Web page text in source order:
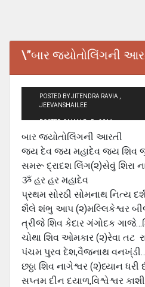
\”બાર જ્યોતોલિંગની
POSTED BY JITENDRA RAVIA ,
JEEVANSHAILEE
POSTED ON MAR - 5 - 2011
બાર જ્યોતોલિંગની આરતી
જય દેવ જય મહાદેવ જય શિવ
સમરૂ દ્રાદશ લિંગ(૨)સેવું શિરા
ૐ હર હર મહાદેવ
પ્રથમ સોરઠી સોમનાથ નિત્ય
શૈલે શંભુ આપ (૨)મલ્લિકેશ્વર
ત્રીજે શિવ કેદાર ગંગોદક
ચોથા શિવ ઓમકાર (૨)રેવા તટ
પંચમ પુરવ દેશ,વૈજનાથ
છઠ્ઠા શિવ નાગેશ્વર (૨)ધ્યાન
સપ્તમ દીન દયાળ,વિશ્વેશ્વર